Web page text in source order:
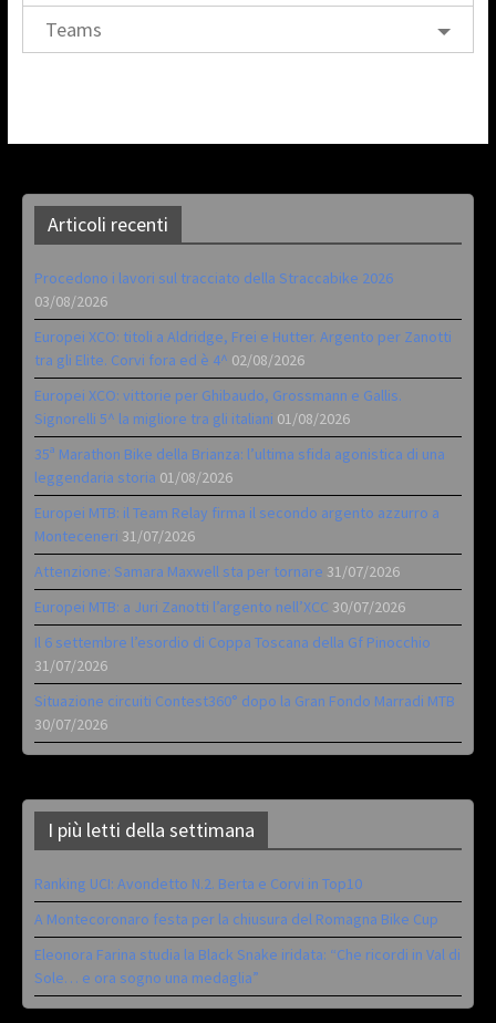
Teams
Articoli recenti
Procedono i lavori sul tracciato della Straccabike 2026
03/08/2026
Europei XCO: titoli a Aldridge, Frei e Hutter. Argento per Zanotti
tra gli Elite. Corvi fora ed è 4^ 02/08/2026
Europei XCO: vittorie per Ghibaudo, Grossmann e Gallis.
Signorelli 5^ la migliore tra gli italiani 01/08/2026
35ª Marathon Bike della Brianza: l’ultima sfida agonistica di una
leggendaria storia 01/08/2026
Europei MTB: il Team Relay firma il secondo argento azzurro a
Monteceneri 31/07/2026
Attenzione: Samara Maxwell sta per tornare 31/07/2026
Europei MTB: a Juri Zanotti l’argento nell’XCC 30/07/2026
Il 6 settembre l’esordio di Coppa Toscana della Gf Pinocchio
31/07/2026
Situazione circuiti Contest360° dopo la Gran Fondo Marradi MTB
30/07/2026
I più letti della settimana
Ranking UCI: Avondetto N.2. Berta e Corvi in Top10
A Montecoronaro festa per la chiusura del Romagna Bike Cup
Eleonora Farina studia la Black Snake iridata: “Che ricordi in Val di
Sole… e ora sogno una medaglia”